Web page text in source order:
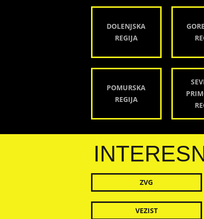
DOLENJSKA
REGIJA
POMURSKA
REGIJA
ZVG
VEZIST